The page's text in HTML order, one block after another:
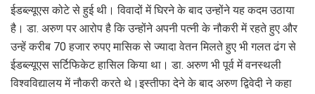
ईडब्ल्यूएस कोटे से हुई थी। विवादों में घिरने के बाद उन्‍होंने यह कदम उठाया
है। डा. अरुण पर आरोप है कि उन्‍होंने अपनी पत्‍नी के नौकरी में रहते हुए और
उन्‍हें करीब 70 हजार रुपए मासिक से ज्‍यादा वेतन मिलते हुए भी गलत ढंग से
ईडब्ल्यूएस सर्टिफिकेट हासिल किया था। डा. अरुण भी पूर्व में वनस्थली
विश्वविद्यालय में नौकरी करते थे।इस्‍तीफा देने के बाद अरुण द्विवेदी ने कहा